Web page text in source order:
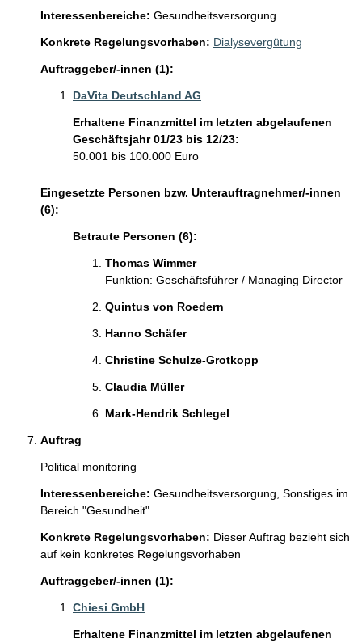
Interessenbereiche: Gesundheitsversorgung
Konkrete Regelungsvorhaben: Dialysevergütung
Auftraggeber/-innen (1):
DaVita Deutschland AG
Erhaltene Finanzmittel im letzten abgelaufenen
Geschäftsjahr 01/23 bis 12/23:
50.001 bis 100.000 Euro
Eingesetzte Personen bzw. Unterauftragnehmer/-innen
(6):
Betraute Personen (6):
Thomas Wimmer
Funktion: Geschäftsführer / Managing Director
Quintus von Roedern
Hanno Schäfer
Christine Schulze-Grotkopp
Claudia Müller
Mark-Hendrik Schlegel
Auftrag
Political monitoring
Interessenbereiche: Gesundheitsversorgung, Sonstiges im
Bereich "Gesundheit"
Konkrete Regelungsvorhaben: Dieser Auftrag bezieht sich
auf kein konkretes Regelungsvorhaben
Auftraggeber/-innen (1):
Chiesi GmbH
Erhaltene Finanzmittel im letzten abgelaufenen